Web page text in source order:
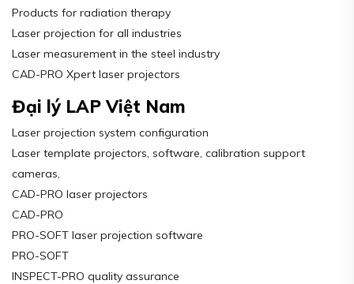
Products for radiation therapy
Laser projection for all industries
Laser measurement in the steel industry
CAD-PRO Xpert laser projectors
Đại lý LAP Việt Nam
Laser projection system configuration
Laser template projectors, software, calibration support
cameras,
CAD-PRO laser projectors
CAD-PRO
PRO-SOFT laser projection software
PRO-SOFT
INSPECT-PRO quality assurance